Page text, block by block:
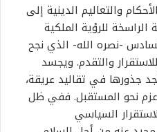
والتعاليم الدينية إلى
للرؤية الملكية
-نصره الله- الذي نجح
والتقدم. ويجسد
جذورها في تقاليد عريقة،
نحو المستقبل. ففي ظل
السياسي